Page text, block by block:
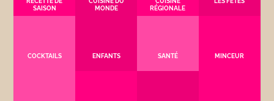
SAISON
MONDE
RÉGIONALE
COCKTAILS ENFANTS SANTÉ MINCEUR